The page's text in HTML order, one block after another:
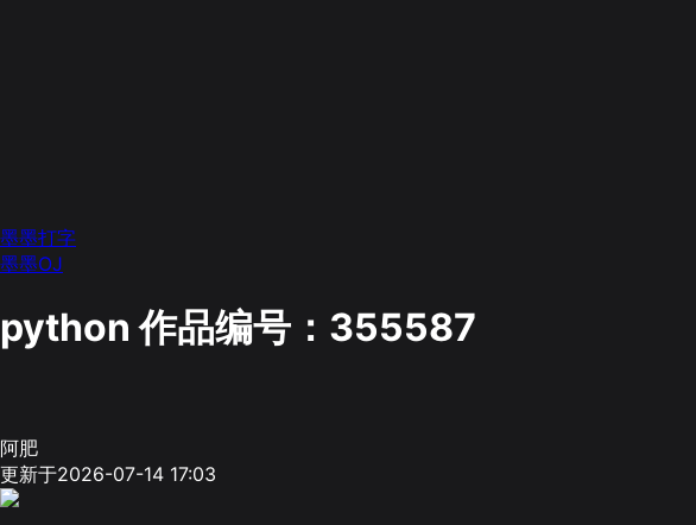
墨墨打字
墨墨OJ
python作品编号：355587
阿肥
更新于2026-07-14 17:03